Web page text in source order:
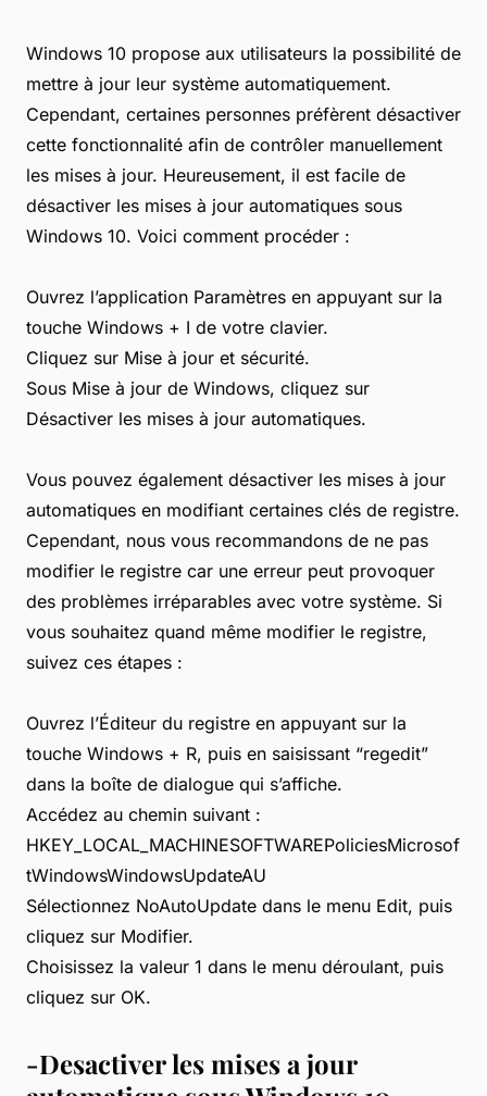
Windows 10 propose aux utilisateurs la possibilité de
mettre à jour leur système automatiquement.
Cependant, certaines personnes préfèrent désactiver
cette fonctionnalité afin de contrôler manuellement
les mises à jour. Heureusement, il est facile de
désactiver les mises à jour automatiques sous
Windows 10. Voici comment procéder :
Ouvrez l’application Paramètres en appuyant sur la
touche Windows + I de votre clavier.
Cliquez sur Mise à jour et sécurité.
Sous Mise à jour de Windows, cliquez sur
Désactiver les mises à jour automatiques.
Vous pouvez également désactiver les mises à jour
automatiques en modifiant certaines clés de registre.
Cependant, nous vous recommandons de ne pas
modifier le registre car une erreur peut provoquer
des problèmes irréparables avec votre système. Si
vous souhaitez quand même modifier le registre,
suivez ces étapes :
Ouvrez l’Éditeur du registre en appuyant sur la
touche Windows + R, puis en saisissant “regedit”
dans la boîte de dialogue qui s’affiche.
Accédez au chemin suivant :
HKEY_LOCAL_MACHINESOFTWAREPoliciesMicrosof
tWindowsWindowsUpdateAU
Sélectionnez NoAutoUpdate dans le menu Edit, puis
cliquez sur Modifier.
Choisissez la valeur 1 dans le menu déroulant, puis
cliquez sur OK.
-Desactiver les mises a jour